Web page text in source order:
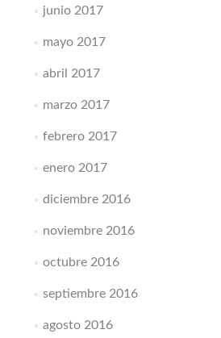
junio 2017
mayo 2017
abril 2017
marzo 2017
febrero 2017
enero 2017
diciembre 2016
noviembre 2016
octubre 2016
septiembre 2016
agosto 2016